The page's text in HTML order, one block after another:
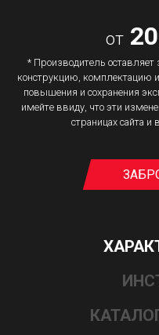
от
* Производитель оставляет
конструкцию, комплектацию
повышения и сохранения
имейте ввиду, что эти
страницах сайта и